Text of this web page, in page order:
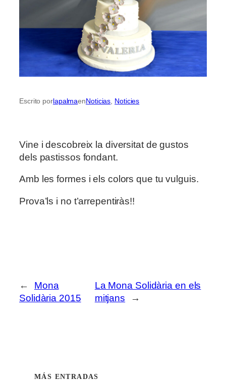
Escrito porlapalmaenNoticias Noticies
Vine i descobreix la diversitat de gustos
dels pastissos fondant.
Amb les formes i els colors que tu vulguis.
Prova’ls i no t’arrepentiràs!!
←
Mona
Solidària 2015
La Mona Solidària en els
mitjans
→
MÁS ENTRADAS